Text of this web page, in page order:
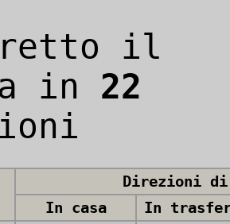
il
in 22
Direzioni di
In casa
In